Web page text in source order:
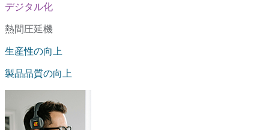
デジタル化
熱間圧延機
生産性の向上
製品品質の向上